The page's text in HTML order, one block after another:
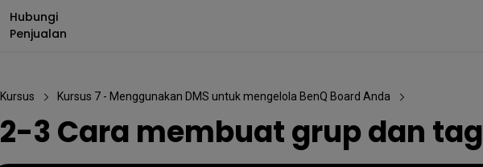
Hubungi
Penjualan
Kursus Kursus 7 - Menggunakan DMS untuk mengelola BenQ Board Anda
2-3 Cara membuat grup dan tag